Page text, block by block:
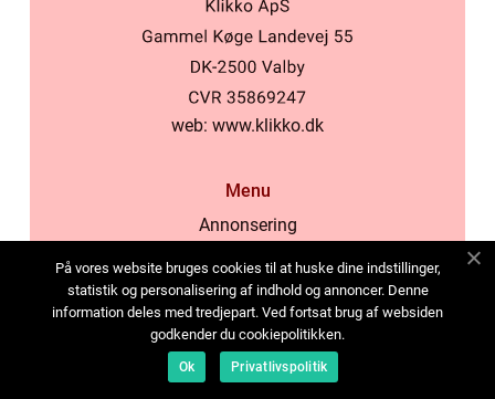
web: www.klikko.dk
Menu
Annonsering
Cookies
Kontakta oss
Sitemap
På vores website bruges cookies til at huske dine indstillinger,
statistik og personalisering af indhold og annoncer. Denne
information deles med tredjepart. Ved fortsat brug af websiden
godkender du cookiepolitikken.
Ok Privatlivspolitik